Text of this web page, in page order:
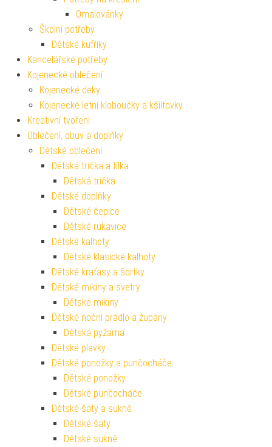
Omalovánky
Školní potřeby
Dětské kufříky
Kancelářské potřeby
Kojenecké oblečení
Kojenecké deky
Kojenecké letní kloboučky a kšiltovky
Kreativní tvoření
Oblečení, obuv a doplňky
Dětské oblečení
Dětská trička a tílka
Dětská trička
Dětské doplňky
Dětské čepice
Dětské rukavice
Dětské kalhoty
Dětské klasické kalhoty
Dětské kraťasy a šortky
Dětské mikiny a svetry
Dětské mikiny
Dětské noční prádlo a župany
Dětská pyžama
Dětské plavky
Dětské ponožky a punčocháče
Dětské ponožky
Dětské punčocháče
Dětské šaty a sukně
Dětské šaty
Dětské sukně